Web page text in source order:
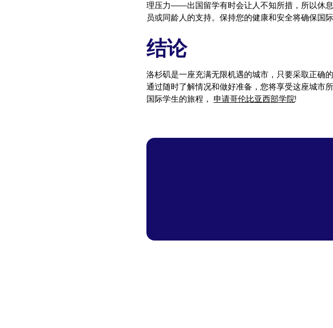
理压力——出国留学有时会让人不知所措，所以休
员或同龄人的支持。保持您的健康和安全将确保国
结论
洛杉矶是一座充满无限机遇的城市，只要采取正确
通过随时了解情况和做好准备，您将享受这座城市
国际学生的旅程， 申请哥伦比亚西部学院!